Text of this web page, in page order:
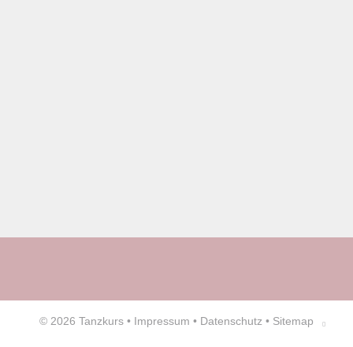
© 2026 Tanzkurs • Impressum • Datenschutz • Sitemap